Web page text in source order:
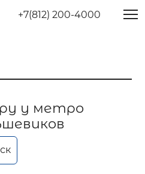
+7(812) 200-4000
у метро